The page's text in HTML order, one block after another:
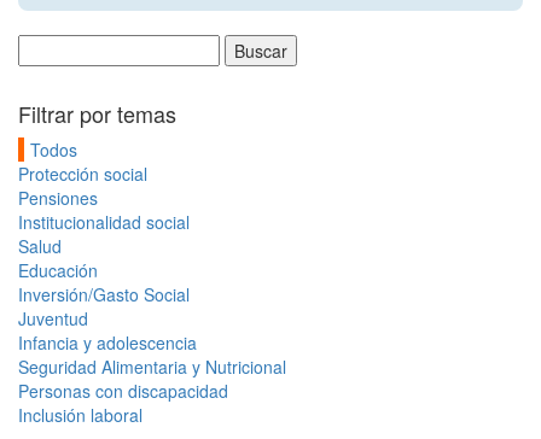
Filtrar por temas
Todos
Protección social
Pensiones
Institucionalidad social
Salud
Educación
Inversión/Gasto Social
Juventud
Infancia y adolescencia
Seguridad Alimentaria y Nutricional
Personas con discapacidad
Inclusión laboral